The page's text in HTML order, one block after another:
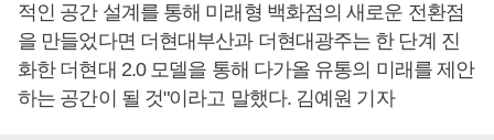
적인 공간 설계를 통해 미래형 백화점의 새로운 전환점
을 만들었다면 더현대부산과 더현대광주는 한 단계 진
화한 더현대 2.0 모델을 통해 다가올 유통의 미래를 제안
하는 공간이 될 것"이라고 말했다. 김예원 기자